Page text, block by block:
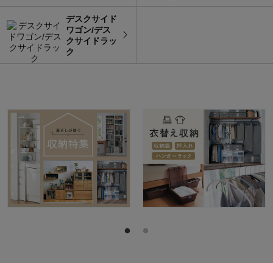
デスクサイド
ワゴン/デス
クサイドラッ
ク